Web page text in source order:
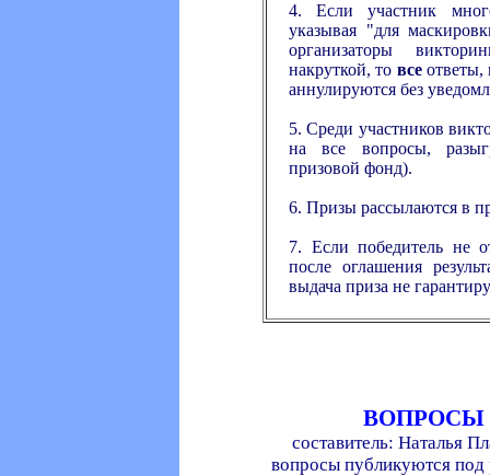
4. Если участник
указывая "для
организаторы
накруткой, то всеответы,
аннулируются без
5. Среди участников
на все вопросы,
призовой фонд).
6. Призы рассылаются в
7. Если победитель не
после оглашения
выдача приза не
ВОПРОСЫ
составитель: Наталья
вопросы публикуются